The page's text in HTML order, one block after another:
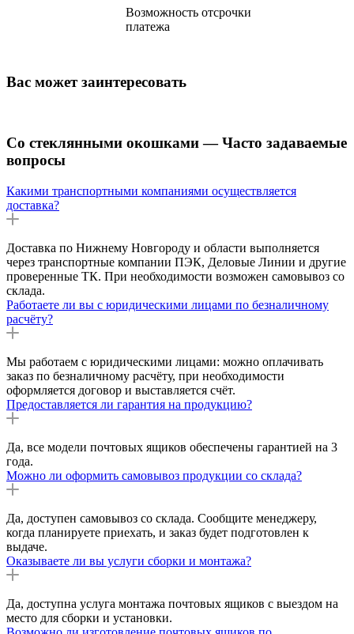
Возможность отсрочки
платежа
Вас может заинтересовать
Со стеклянными окошками — Часто задаваемые
вопросы
Какими транспортными компаниями осуществляется
доставка?
Доставка по Нижнему Новгороду и области выполняется
через транспортные компании ПЭК, Деловые Линии и другие
проверенные ТК. При необходимости возможен самовывоз со
склада.
Работаете ли вы с юридическими лицами по безналичному
расчёту?
Мы работаем с юридическими лицами: можно оплачивать
заказ по безналичному расчёту, при необходимости
оформляется договор и выставляется счёт.
Предоставляется ли гарантия на продукцию?
Да, все модели почтовых ящиков обеспечены гарантией на 3
года.
Можно ли оформить самовывоз продукции со склада?
Да, доступен самовывоз со склада. Сообщите менеджеру,
когда планируете приехать, и заказ будет подготовлен к
выдаче.
Оказываете ли вы услуги сборки и монтажа?
Да, доступна услуга монтажа почтовых ящиков с выездом на
место для сборки и установки.